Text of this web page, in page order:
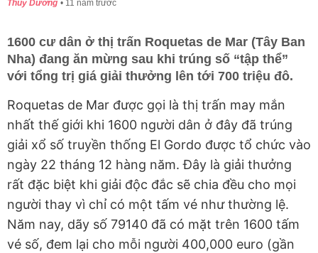
Thùy Dương 11 năm trước
1600 cư dân ở thị trấn Roquetas de Mar (Tây Ban
Nha) đang ăn mừng sau khi trúng số “tập thể”
với tổng trị giá giải thưởng lên tới 700 triệu đô.
Roquetas de Mar được gọi là thị trấn may mắn
nhất thế giới khi 1600 người dân ở đây đã trúng
giải xổ số truyền thống El Gordo được tổ chức vào
ngày 22 tháng 12 hàng năm. Đây là giải thưởng
rất đặc biệt khi giải độc đắc sẽ chia đều cho mọi
người thay vì chỉ có một tấm vé như thường lệ.
Năm nay, dãy số 79140 đã có mặt trên 1600 tấm
vé số, đem lại cho mỗi người 400,000 euro (gần